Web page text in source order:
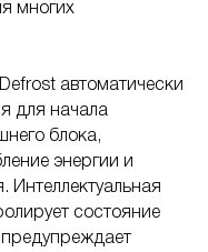
многих
автоматически
для начала
блока,
энергии и
Интеллектуальная
состояние
предупреждает